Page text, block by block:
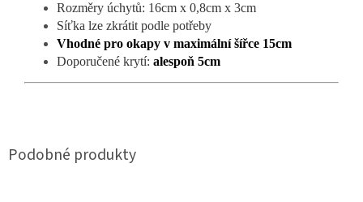
Rozměry úchytů: 16cm x 0,8cm x 3cm
Síťka lze zkrátit podle potřeby
Vhodné pro okapy v maximální šířce 15cm
Doporučené krytí: alespoň 5cm